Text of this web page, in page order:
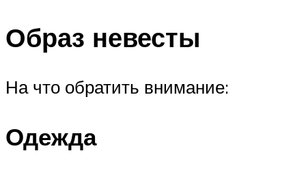
Образ невесты
На что обратить внимание:
Одежда